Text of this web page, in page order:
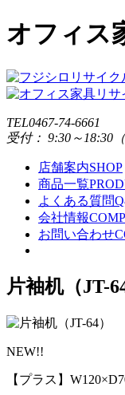
オフィス
TEL0467-74-6661
受付： 9:30～18:30
店舗案内SHOP
商品一覧
よくある質問
会社情報
お問い合わせ
片袖机（JT-64
NEW!!
【プラス】